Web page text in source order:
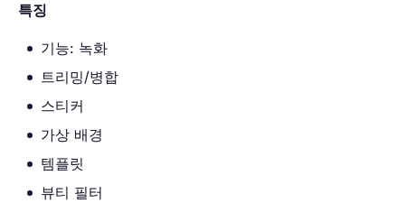
특징
기능: 녹화
트리밍/병합
스티커
가상 배경
템플릿
뷰티 필터